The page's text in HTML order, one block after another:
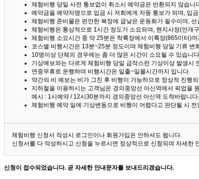
체험비행 당일 사전 통보없이 취소시 예약금은 반환되지 않습니
예약금을 예약자명으로 입금 시 저희에게 자동 통보가 되며, 입
체험비행 준비물은 편안한 복장에 굽낮은 운동화가 필수이며,
체험비행은 통상적으로 1시간 정도가 소요되며, 현지사정(안개
체험비행 소요시간 중 약 25분은 착륙장에서 이륙장(865미터)
코스별 비행시간은 13분~25분 정도이며 체험비행 당일 기류
10명이상 단체의 경우에는 좀 더 많은 시간이 소요될 수 있습니다.
기상예보와는 다르게 체험비행 당일 급작스런 기상이상 발생시
연중무휴로 운행하며 비행시간은 일출~일몰시간까지 입니다.
약간의 비 예보는 비가 그친 후 비행이 가능하므로 정상적 진행
지하철을 이용하시는 고객님은 경의중앙선 아신역에서 픽업을
예시 : 1시예약 / 12시30분까지 경의중앙선 아신역 도착바랍니
체험비행 예약 일에 기상변동으로 비행이 어렵다고 판단될 시
체험비행 신청서 작성시 로그인이나 회원가입은 안하셔도 됩니다.
신청서를 다 작성하시고 신청을 누르시면 정상적으로 신청되며 자세한
신청이 접수되었습니다. 곧 자세한 안내문자를 보내드리겠습니다.